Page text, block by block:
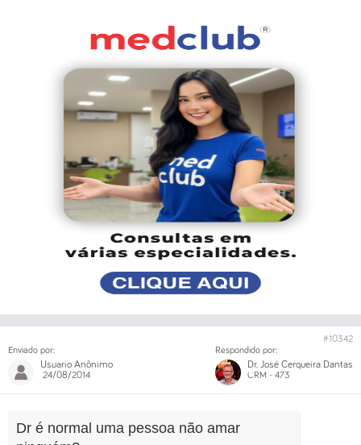
Enviado por:
Usuario Anônimo
24/08/2014
#10342
Respondido por:
Dr. José Cerqueira Dantas
CRM - 473
Dr é normal uma pessoa não amar